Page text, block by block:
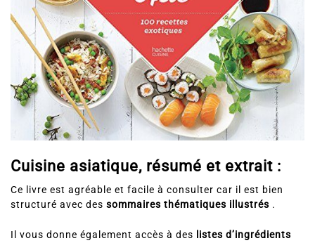
Cuisine asiatique, résumé et extrait :
Ce livre est agréable et facile à consulter car il est bien
structuré avec des sommaires thématiques illustrés .
Il vous donne également accès à des listes d’ingrédients